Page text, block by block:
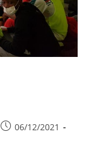
Publication
06/12/2021